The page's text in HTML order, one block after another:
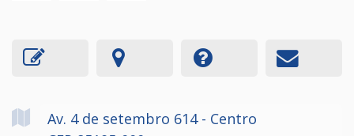
Av. 4 de setembro 614 - Centro